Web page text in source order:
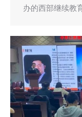
办的西部继续教